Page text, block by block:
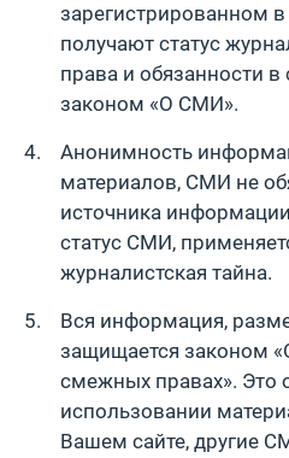
зарегистрированном
получают статус
права и обязанности в
законом «О СМИ».
Анонимность
материалов, СМИ не
источника
статус СМИ,
журналистская тайна.
Вся информация,
защищается законом
смежных правах». Это
использовании
Вашем сайте, другие